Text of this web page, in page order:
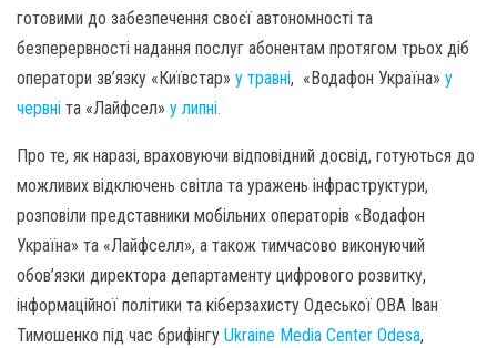
готовими до забезпечення своєї автономності та
безперервності надання послуг абонентам протягом трьох діб
оператори зв’язку «Київстар» у травні, «Водафон Україна» у
червні та «Лайфсел» у липні.
Про те, як наразі, враховуючи відповідний досвід, готуються до
можливих відключень світла та уражень інфраструктури,
розповіли представники мобільних операторів «Водафон
Україна» та «Лайфселл», а також тимчасово виконуючий
обов’язки директора департаменту цифрового розвитку,
інформаційної політики та кіберзахисту Одеської ОВА Іван
Тимошенко під час брифінгу Ukraine Media Center Odesa,